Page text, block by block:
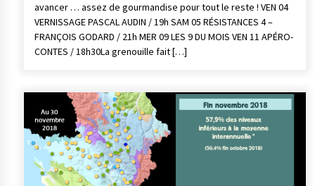
avancer … assez de gourmandise pour tout le reste ! VEN 04
VERNISSAGE PASCAL AUDIN / 19h SAM 05 RÉSISTANCES 4 –
FRANÇOIS GODARD / 21h MER 09 LES 9 DU MOIS VEN 11 APÉRO-
CONTES / 18h30La grenouille fait […]